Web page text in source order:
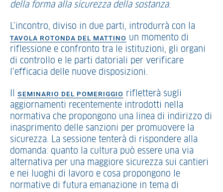
della forma alla sicurezza della sostanza.
L’incontro, diviso in due parti, introdurrà con la
TAVOLA ROTONDA DEL MATTINO un momento di
riflessione e confronto tra le istituzioni, gli organi
di controllo e le parti datoriali per verificare
l’efficacia delle nuove disposizioni.
SEMINARIO DEL POMERIGGIO rifletterà sugli
aggiornamenti recentemente introdotti nella
normativa che propongono una linea di indirizzo di
inasprimento delle sanzioni per promuovere la
sicurezza. La sessione tenterà di rispondere alla
domanda: quanto la cultura può essere una via
alternativa per una maggiore sicurezza sui cantieri
e nei luoghi di lavoro e cosa propongono le
normative di futura emanazione in tema di